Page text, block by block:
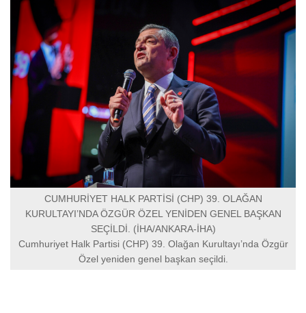
CUMHURİYET HALK PARTİSİ (CHP) 39. OLAĞAN
KURULTAYI’NDA ÖZGÜR ÖZEL YENİDEN GENEL BAŞKAN
SEÇİLDİ. (İHA/ANKARA-İHA)
Cumhuriyet Halk Partisi (CHP) 39. Olağan Kurultayı’nda Özgür
Özel yeniden genel başkan seçildi.